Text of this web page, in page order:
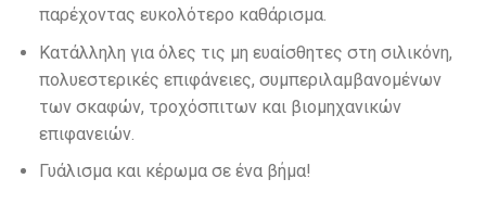
παρέχοντας ευκολότερο καθάρισμα.
Κατάλληλη για όλες τις μη ευαίσθητες στη σιλικόνη,
πολυεστερικές επιφάνειες, συμπεριλαμβανομένων
των σκαφών, τροχόσπιτων και βιομηχανικών
επιφανειών.
Γυάλισμα και κέρωμα σε ένα βήμα!